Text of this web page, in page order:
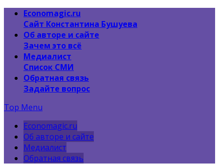
Economagic.ru
Сайт Константина Бушуева
Об авторе и сайте
Зачем это всё
Медиалист
Список СМИ
Обратная связь
Задайте вопрос
Top Menu
Economagic.ru
Об авторе и сайте
Медиалист
Обратная связь